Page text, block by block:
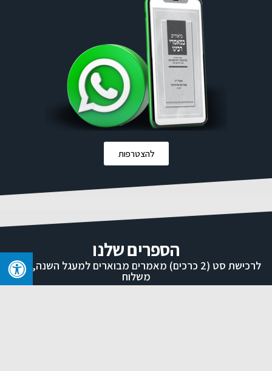
להצטרפות
הספרים שלנו
לרכישת סט (2 כרכים) מאמרים מבוארים למעגל השנה, כולל
משלוח